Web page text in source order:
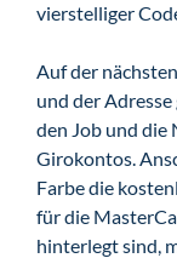
vierstelliger
Auf der
und der
den Job und die
Girokontos.
Farbe die
für die
hinterlegt sind,